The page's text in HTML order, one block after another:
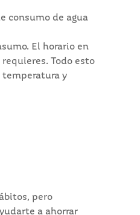
consumo de agua
El horario en
Todo esto
temperatura y
pero
a ahorrar